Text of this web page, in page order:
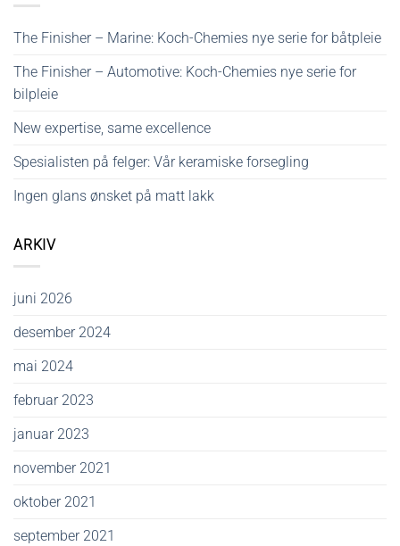
The Finisher – Marine: Koch-Chemies nye serie for båtpleie
The Finisher – Automotive: Koch-Chemies nye serie for
bilpleie
New expertise, same excellence
Spesialisten på felger: Vår keramiske forsegling
Ingen glans ønsket på matt lakk
ARKIV
juni 2026
desember 2024
mai 2024
februar 2023
januar 2023
november 2021
oktober 2021
september 2021